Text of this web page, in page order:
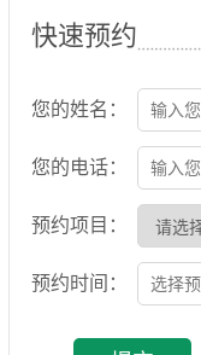
快速预约
您的姓名：
您的电话：
预约项目：
预约时间：